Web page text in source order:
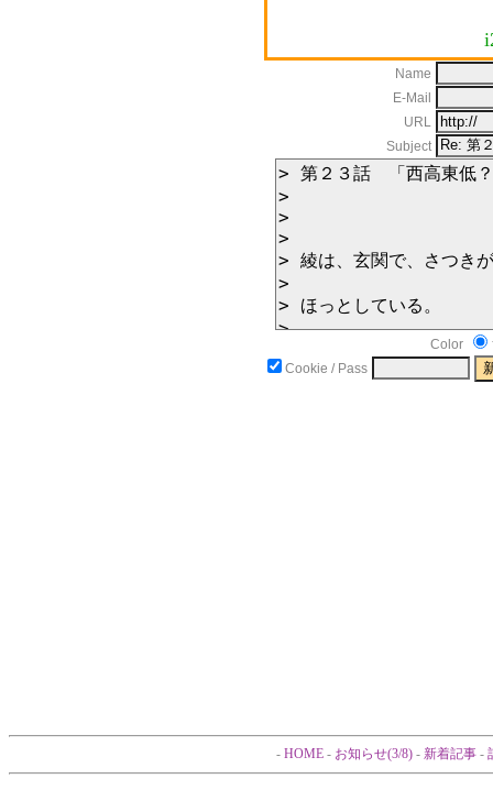
Name
E-Mail
URL
Subject
Color
Cookie / Pass
- HOME- お知らせ(3/8)- 新着記事-